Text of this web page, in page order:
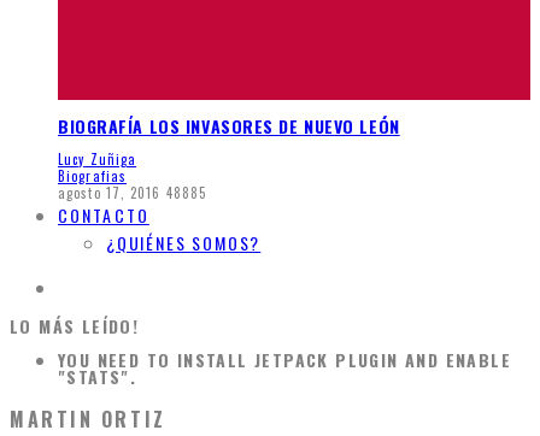
BIOGRAFÍA LOS INVASORES DE NUEVO LEÓN
Lucy Zuñiga
Biografias
agosto 17, 2016 48885
CONTACTO
¿QUIÉNES SOMOS?
LO MÁS LEÍDO!
YOU NEED TO INSTALL JETPACK PLUGIN AND ENABLE
"STATS".
MARTIN ORTIZ